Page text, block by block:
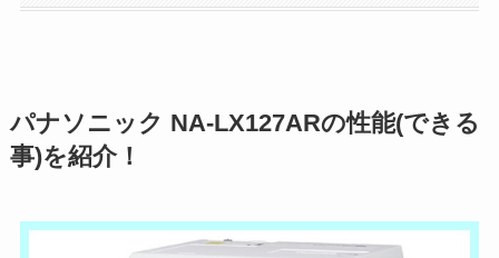
パナソニック NA-LX127ARの性能(できる
事)を紹介！